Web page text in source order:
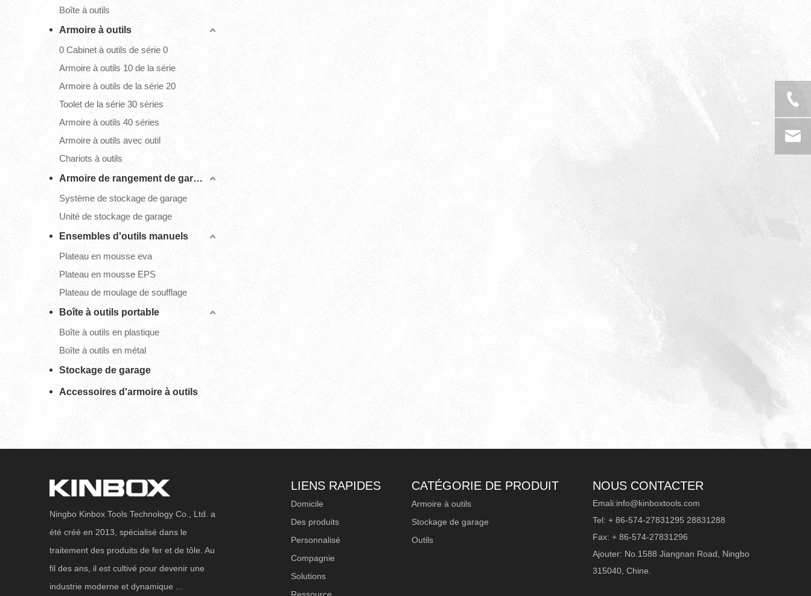
Boîte à outils
Armoire à outils
0 Cabinet à outils de série 0
Armoire à outils 10 de la série
Armoire à outils de la série 20
Toolet de la série 30 séries
Armoire à outils 40 séries
Armoire à outils avec outil
Chariots à outils
Armoire de rangement de garage
Système de stockage de garage
Unité de stockage de garage
Ensembles d'outils manuels
Plateau en mousse eva
Plateau en mousse EPS
Plateau de moulage de soufflage
Boîte à outils portable
Boîte à outils en plastique
Boîte à outils en métal
Stockage de garage
Accessoires d'armoire à outils
Ningbo Kinbox Tools Technology Co., Ltd. a
été créé en 2013, spécialisé dans le
traitement des produits de fer et de tôle. Au
fil des ans, il est cultivé pour devenir une
industrie moderne et dynamique ...
LIENS RAPIDES
Domicile
Des produits
Personnalisé
Compagnie
Solutions
CATÉGORIE DE PRODUIT
Armoire à outils
Stockage de garage
Outils
NOUS CONTACTER
Emali:info@kinboxtools.com
Tel: + 86-574-27831295 28831288
Fax: + 86-574-27831296
Ajouter: No.1588 Jiangnan Road, Ningbo
315040, Chine.